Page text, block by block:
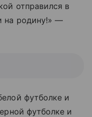
отправился в
на родину!» —
футболке и
футболке и